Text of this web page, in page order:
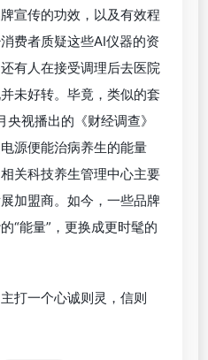
宣传的功效，以及有效程
费者质疑这些AI仪器的资
有人在接受调理后去医院
未好转。毕竟，类似的套
视播出的《财经调查》
源便能治病养生的能量
关科技养生管理中心主要
加盟商。如今，一些品牌
“能量”，更换成更时髦的
打一个心诚则灵，信则